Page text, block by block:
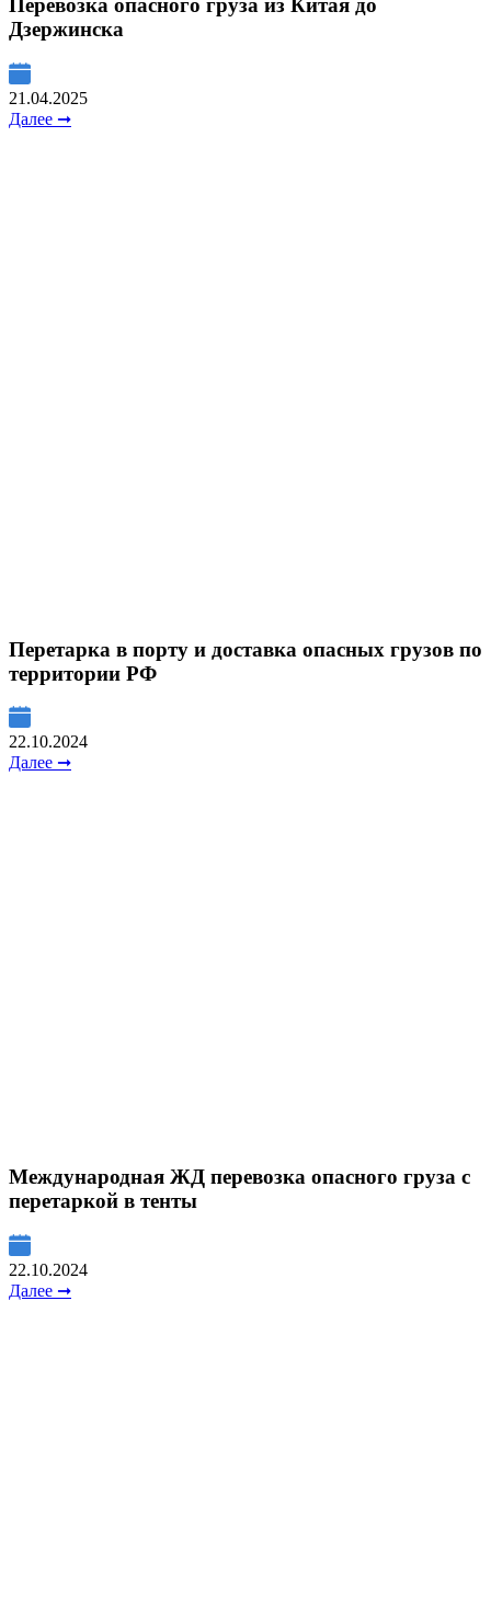
Перевозка опасного груза из Китая до
Дзержинска
21.04.2025
Далее ➞
Перетарка в порту и доставка опасных грузов по
территории РФ
22.10.2024
Далее ➞
Международная ЖД перевозка опасного груза с
перетаркой в тенты
22.10.2024
Далее ➞